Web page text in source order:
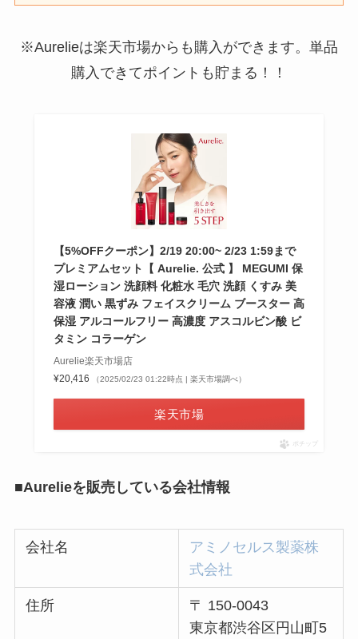
※Aurelieは楽天市場からも購入ができます。単品
購入できてポイントも貯まる！！
【5%OFFクーポン】2/19 20:00~ 2/23 1:59まで
プレミアムセット【 Aurelie. 公式 】 MEGUMI 保
湿ローション 洗顔料 化粧水 毛穴 洗顔 くすみ 美
容液 潤い 黒ずみ フェイスクリーム ブースター 高
保湿 アルコールフリー 高濃度 アスコルビン酸 ビ
タミン コラーゲン
Aurelie楽天市場店
¥20,416
（2025/02/23 01:22時点 | 楽天市場調べ）
楽天市場
ポチップ
■Aurelieを販売している会社情報
会社名
アミノセルス製薬株
式会社
住所
〒 150-0043
東京都渋谷区円山町5